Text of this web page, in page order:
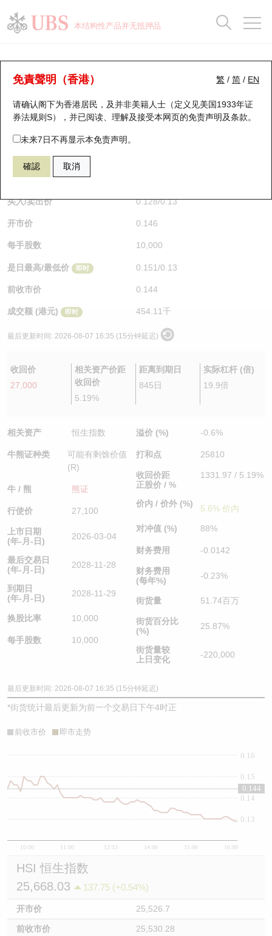
本结构性产品并无抵押品
繁 / 简 / EN
免責聲明（香港）
请确认阁下为香港居民，及并非美籍人士（定义见美国1933年证
券法规则S），并已阅读、理解及接受本网页的免责声明及条款。
未来7日不再显示本免责声明。
確認 取消
牛熊证分析仪
表现 街货统计 比较
67880 瑞银熊证 HSI 恒生指数
$0.129 0.015
买入/卖出价 0.128/0.13
开市价 0.146
每手股数 10,000
是日最高/最低价 即时 0.151/0.13
前收市价 0.144
成交额 (港元) 即时 454.11千
最后更新时间: 2026-08-07 16:35 (15分钟延迟)
收回价
27,000
相关资产价距
收回价
5.19%
距离到期日
845日
实际杠杆 (倍)
19.9倍
相关资产 恒生指数
牛熊证种类
可能有剩馀价值
(R)
牛 / 熊 熊证
行使价 27,100
上市日期
(年-月-日)
2026-03-04
最后交易日
(年-月-日)
2028-11-28
到期日
(年-月-日)
2028-11-29
换股比率 10,000
每手股数 10,000
溢价 (%) -0.6%
打和点 25810
收回价距
正股价 / %
1331.97 / 5.19%
价内 / 价外 (%) 5.6% 价内
对冲值 (%) 88%
财务费用 -0.0142
财务费用
(每年%)
-0.23%
街货量 51.74百万
街货百分比
(%)
25.87%
街货量较
上日变化
-220,000
最后更新时间: 2026-08-07 16:35 (15分钟延迟)
*街货统计最后更新为前一个交易日下午4时正
前收市价 即市走势
10:00 11:00 12/13 14:00 15:00 16:00
0.13
0.14
0.15
0.16
0.144
HSI 恒生指数
25,668.03
137.75 (+0.54%)
开市价 25,526.7
前收市价 25,530.28
瑞银认股证一览
新发行瑞银认股证
即将到期认股证
认股证到期结算价查找
认股证分析仪
认股证速算机
认股证/牛熊证日志
认股证文件及公告
街货统计
比较
牛熊全景快搜
牛熊证搜寻
牛熊证街货分布图
正股牛熊证列表
新发行瑞银牛熊证
已收回牛熊证剩余价值
牛熊证到期结算价查找
牛熊证分析仪
牛熊证文件及公告
街货统计
比较
十大升幅/跌幅
十大认股证成交分布
十天股证占大市成交
资金流
街货统计
三十大平均引伸波幅
正股分析仪
二十大活跃股份
恒指成份股
国指成份股
科指成份股
相关资产沽空
中资ETFs溢价比较
AH 股价对照
持股比重
显示所有持股比重
每月轮证大市专题
轮证专栏
讲座及教育短片
认股证投资者教育
牛熊证投资者教育
认股证牛熊证常问问题